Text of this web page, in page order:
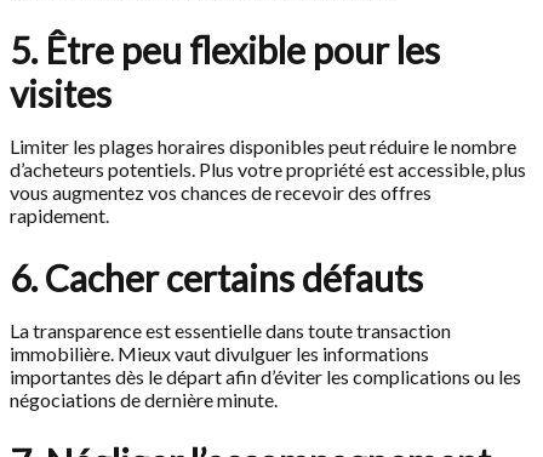
5. Être peu flexible pour les
visites
Limiter les plages horaires disponibles peut réduire le nombre
d’acheteurs potentiels. Plus votre propriété est accessible, plus
vous augmentez vos chances de recevoir des offres
rapidement.
6. Cacher certains défauts
La transparence est essentielle dans toute transaction
immobilière. Mieux vaut divulguer les informations
importantes dès le départ afin d’éviter les complications ou les
négociations de dernière minute.